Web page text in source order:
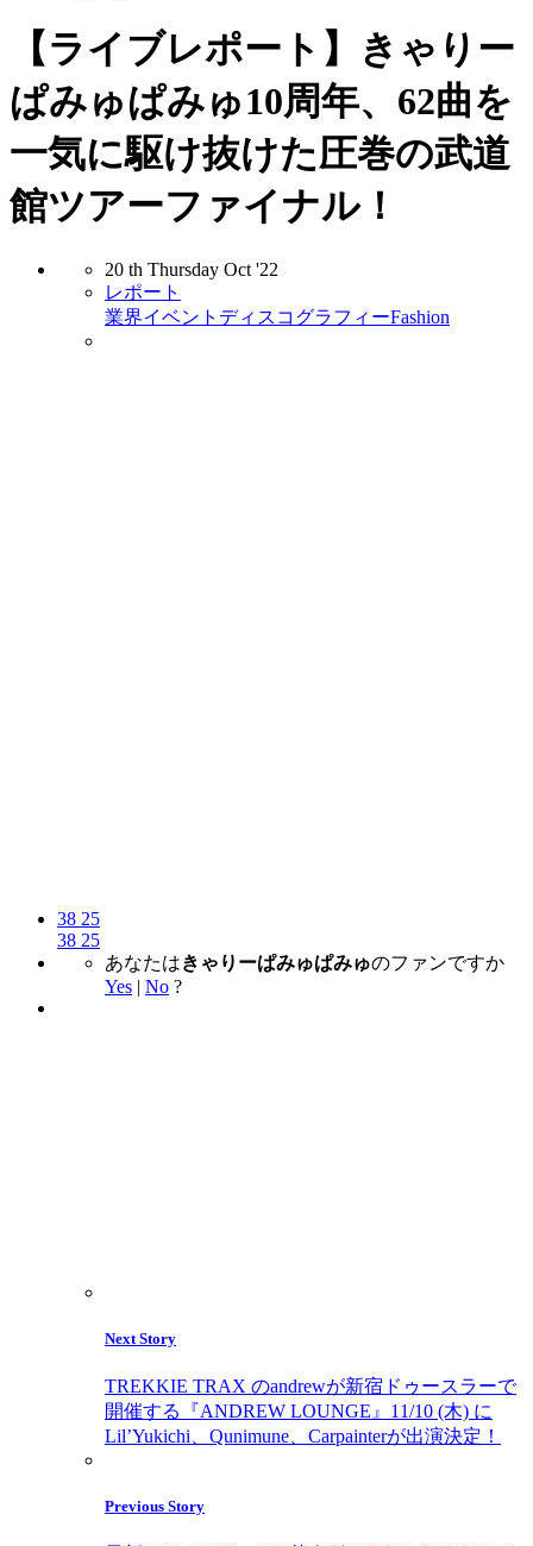
【ライブレポート】きゃりー
ぱみゅぱみゅ10周年、62曲を
一気に駆け抜けた圧巻の武道
館ツアーファイナル！
20 th Thursday Oct '22
レポート
業界イベント ディスコグラフィーFashion
38 25
38 25
あなたはきゃりーぱみゅぱみゅのファンですか
Yes | No ?
Next Story
TREKKIE TRAX のandrewが新宿ドゥースラーで
開催する『ANDREW LOUNGE』11/10 (木) に
Lil’Yukichi、Qunimune、Carpainterが出演決定！
Previous Story